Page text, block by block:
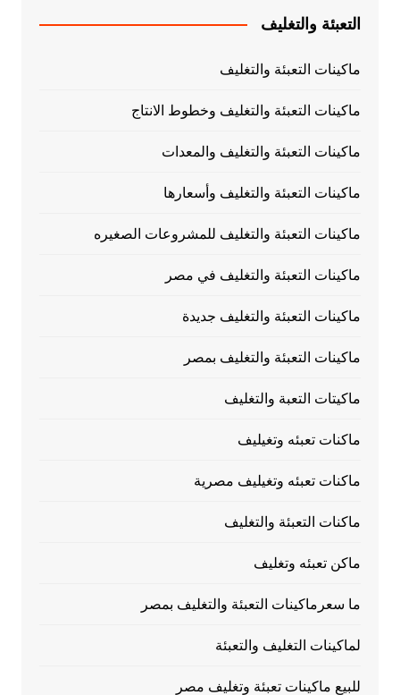
التعبئة والتغليف
ماكينات التعبئة والتغليف
ماكينات التعبئة والتغليف وخطوط الانتاج
ماكينات التعبئة والتغليف والمعدات
ماكينات التعبئة والتغليف وأسعارها
ماكينات التعبئة والتغليف للمشروعات الصغيره
ماكينات التعبئة والتغليف في مصر
ماكينات التعبئة والتغليف جديدة
ماكينات التعبئة والتغليف بمصر
ماكيتات التعبة والتغليف
ماكنات تعبئه وتغيليف
ماكنات تعبئه وتغيليف مصرية
ماكنات التعبئة والتغليف
ماكن تعبئه وتغليف
ما سعرماكينات التعبئة والتغليف بمصر
لماكينات التغليف والتعبئة
للبيع ماكينات تعبئة وتغليف مصر